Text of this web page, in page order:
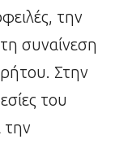
την
συναίνεση
Στην
του